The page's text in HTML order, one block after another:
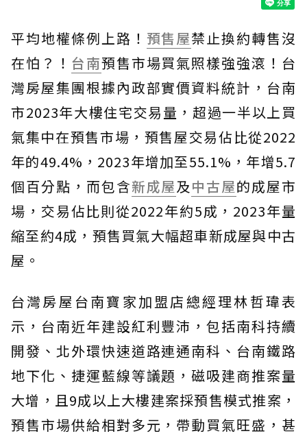
平均地權條例上路！ 預售屋禁止換約轉售沒
在怕？！ 台南預售市場買氣照樣強強滾！台
灣房屋集團根據內政部實價資料統計，台南
市2023年大樓住宅交易量，超過一半以上買
氣集中在預售市場，預售屋交易佔比從2022
年的49.4%，2023年增加至55.1%，年增5.7
個百分點，而包含新成屋及中古屋的成屋市
場，交易佔比則從2022年約5成，2023年量
縮至約4成，預售買氣大幅超車新成屋與中古
屋。
台灣房屋台南寶家加盟店總經理林哲瑋表
示，台南近年建設紅利豐沛，包括南科持續
開發、北外環快速道路連通南科、台南鐵路
地下化、捷運藍線等議題，磁吸建商推案量
大增，且9成以上大樓建案採預售模式推案，
預售市場供給相對多元，帶動買氣旺盛，甚